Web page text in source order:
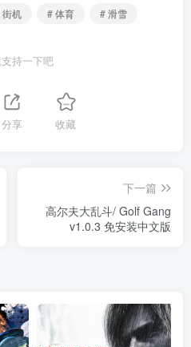
街机 # 体育 # 滑雪
持一下吧
分享 收藏
下一篇
高尔夫大乱斗/ Golf Gang
v1.0.3 免安装中文版